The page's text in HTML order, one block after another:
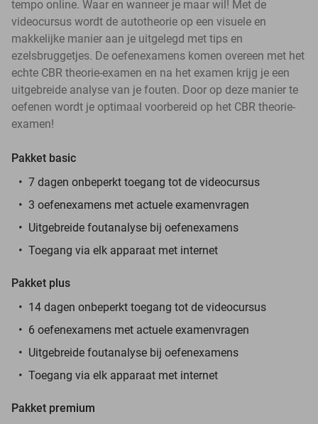
tempo online. Waar en wanneer je maar wil! Met de
videocursus wordt de autotheorie op een visuele en
makkelijke manier aan je uitgelegd met tips en
ezelsbruggetjes. De oefenexamens komen overeen met het
echte CBR theorie-examen en na het examen krijg je een
uitgebreide analyse van je fouten. Door op deze manier te
oefenen wordt je optimaal voorbereid op het CBR theorie-
examen!
Pakket basic
7 dagen onbeperkt toegang tot de videocursus
3 oefenexamens met actuele examenvragen
Uitgebreide foutanalyse bij oefenexamens
Toegang via elk apparaat met internet
Pakket plus
14 dagen onbeperkt toegang tot de videocursus
6 oefenexamens met actuele examenvragen
Uitgebreide foutanalyse bij oefenexamens
Toegang via elk apparaat met internet
Pakket premium